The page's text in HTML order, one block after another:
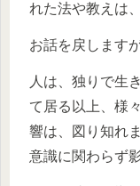
れた法や教えは
お話を戻します
人は、独りで生
て居る以上、様
響は、図り知れ
意識に関わらず